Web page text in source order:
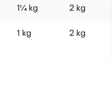
1¼ kg 2 kg
1 kg 2 kg